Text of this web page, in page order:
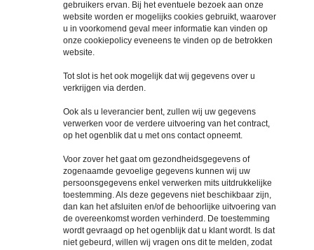
gebruikers ervan. Bij het eventuele bezoek aan onze
website worden er mogelijks cookies gebruikt, waarover
u in voorkomend geval meer informatie kan vinden op
onze cookiepolicy eveneens te vinden op de betrokken
website.
Tot slot is het ook mogelijk dat wij gegevens over u
verkrijgen via derden.
Ook als u leverancier bent, zullen wij uw gegevens
verwerken voor de verdere uitvoering van het contract,
op het ogenblik dat u met ons contact opneemt.
Voor zover het gaat om gezondheidsgegevens of
zogenaamde gevoelige gegevens kunnen wij uw
persoonsgegevens enkel verwerken mits uitdrukkelijke
toestemming. Als deze gegevens niet beschikbaar zijn,
dan kan het afsluiten en/of de behoorlijke uitvoering van
de overeenkomst worden verhinderd. De toestemming
wordt gevraagd op het ogenblijk dat u klant wordt. Is dat
niet gebeurd, willen wij vragen ons dit te melden, zodat